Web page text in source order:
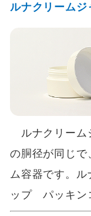
ルナクリームジ
ルナクリーム
の胴径が同じで
ム容器です。
ップ パッキン